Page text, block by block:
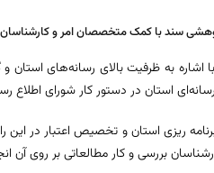
سند با کمک متخصصان امر و
اشاره به ظرفیت بالای رسانه‌های
استان در دستور کار شورای اطلاع
ریزی استان و تخصیص اعتبار در
بررسی و کار مطالعاتی بر روی آن